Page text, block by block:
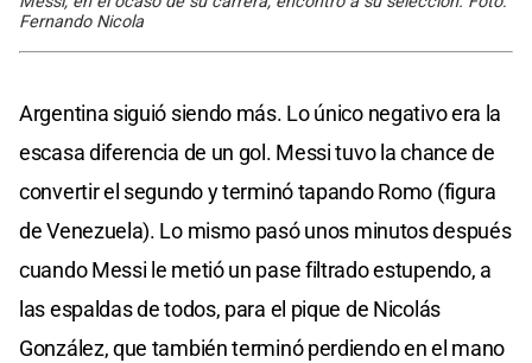
Fernando Nicola
Argentina siguió siendo más. Lo único negativo era la
escasa diferencia de un gol. Messi tuvo la chance de
convertir el segundo y terminó tapando Romo (figura
de Venezuela). Lo mismo pasó unos minutos después
cuando Messi le metió un pase filtrado estupendo, a
las espaldas de todos, para el pique de Nicolás
González, que también terminó perdiendo en el mano